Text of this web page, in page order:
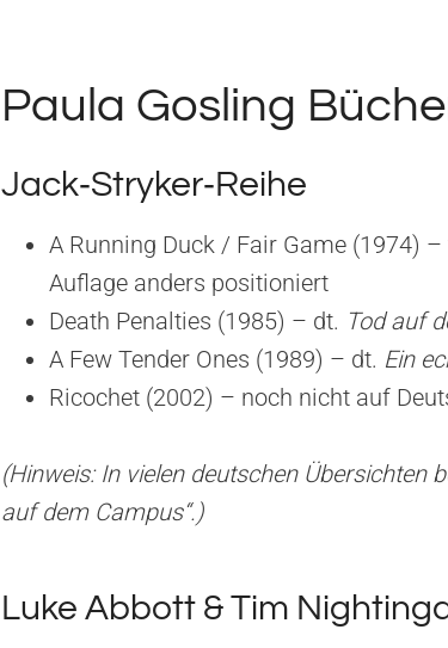
Paula Gosling
Jack‑Stryker‑Reihe
A Running Duck / Fair Game (1974)
Auflage anders positioniert
Death Penalties (1985) – dt. Tod auf
A Few Tender Ones (1989) – dt. Ein
Ricochet (2002) – noch nicht auf
(Hinweis: In vielen deutschen Übersichten
auf dem Campus“.)
Luke Abbott & Tim